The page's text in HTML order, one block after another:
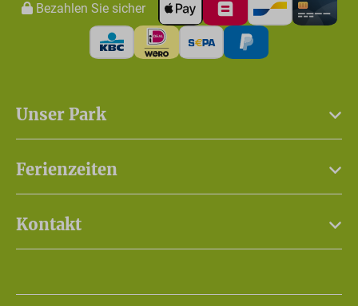
Bezahlen Sie sicher
Unser Park
Ferienzeiten
Kontakt